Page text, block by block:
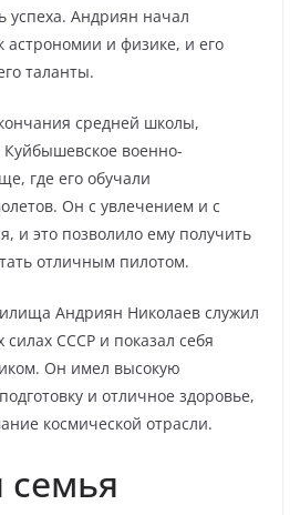
успеха. Андриян начал
астрономии и физике, и его
таланты.
средней школы,
военно-
где его обучали
Он с увлечением и с
и это позволило ему получить
отличным пилотом.
Андриян Николаев служил
СССР и показал себя
Он имел высокую
и отличное здоровье,
космической отрасли.
семья